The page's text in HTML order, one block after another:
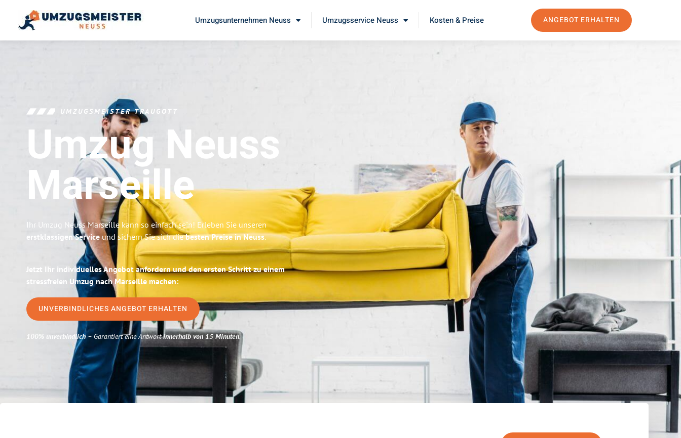
Umzugsunternehmen Neuss Umzugsservice Neuss Kosten & Preise ANGEBOT ERHALTEN
UMZUGSMEISTER TRAUGOTT
Umzug Neuss
Marseille
Ihr Umzug Neuss Marseille kann so einfach sein! Erleben Sie unseren
erstklassigen Service und sichern Sie sich diebesten Preise in Neuss.
Jetzt Ihr individuelles Angebot anfordern und den ersten Schritt zu einem
stressfreien Umzug nach Marseille machen:
UNVERBINDLICHES ANGEBOT ERHALTEN
100% unverbindlich– Garantiert eine Antwortinnerhalb von 15 Minuten.